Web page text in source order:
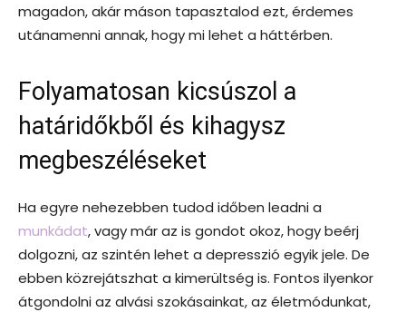
magadon, akár máson tapasztalod ezt, érdemes
utánamenni annak, hogy mi lehet a háttérben.
Folyamatosan kicsúszol a
határidőkből és kihagysz
megbeszéléseket
Ha egyre nehezebben tudod időben leadni a
munkádat, vagy már az is gondot okoz, hogy beérj
dolgozni, az szintén lehet a depresszió egyik jele. De
ebben közrejátszhat a kimerültség is. Fontos ilyenkor
átgondolni az alvási szokásainkat, az életmódunkat,